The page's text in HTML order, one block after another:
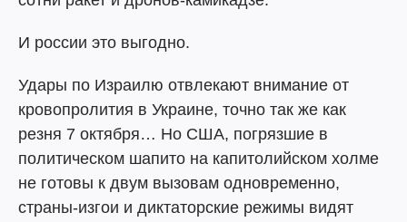
И россии это выгодно.
Удары по Израилю отвлекают внимание от
кровопролития в Украине, точно так же как
резня 7 октября… Но США, погрязшие в
политическом шапито на капитолийском холме
не готовы к двум вызовам одновременно,
страны-изгои и диктаторские режимы видят